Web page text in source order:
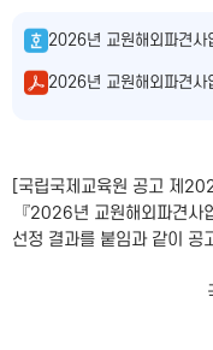
[국립국제교육원 공고 제
『2026년 교원해외파견사
선정 결과를 붙임과 같이 공